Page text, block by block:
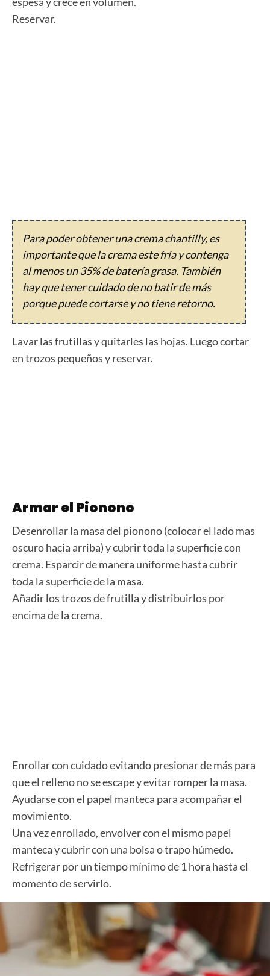
Reservar.
Para poder obtener una crema chantilly, es
importante que la crema este fría y contenga
al menos un 35% de batería grasa. También
hay que tener cuidado de no batir de más
porque puede cortarse y no tiene retorno.
Lavar las frutillas y quitarles las hojas. Luego cortar
en trozos pequeños y reservar.
Armar el Pionono
Desenrollar la masa del pionono (colocar el lado mas
oscuro hacia arriba) y cubrir toda la superficie con
crema. Esparcir de manera uniforme hasta cubrir
toda la superficie de la masa.
Añadir los trozos de frutilla y distribuirlos por
encima de la crema.
Enrollar con cuidado evitando presionar de más para
que el relleno no se escape y evitar romper la masa.
Ayudarse con el papel manteca para acompañar el
movimiento.
Una vez enrollado, envolver con el mismo papel
manteca y cubrir con una bolsa o trapo húmedo.
Refrigerar por un tiempo mínimo de 1 hora hasta el
momento de servirlo.